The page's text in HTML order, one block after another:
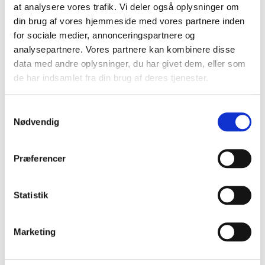
at analysere vores trafik. Vi deler også oplysninger om
din brug af vores hjemmeside med vores partnere inden
for sociale medier, annonceringspartnere og
analysepartnere. Vores partnere kan kombinere disse
data med andre oplysninger, du har givet dem, eller som
de har indsamlet fra din brug af deres tjenester.
Nødvendig
Præferencer
Statistik
Marketing
hvis sagen har større tilknytning til
Danmark end til etableringslandet, eller
hvis parterne er enige herom.
Sevedtægterfor Ankenævnet § 2, stk. 1